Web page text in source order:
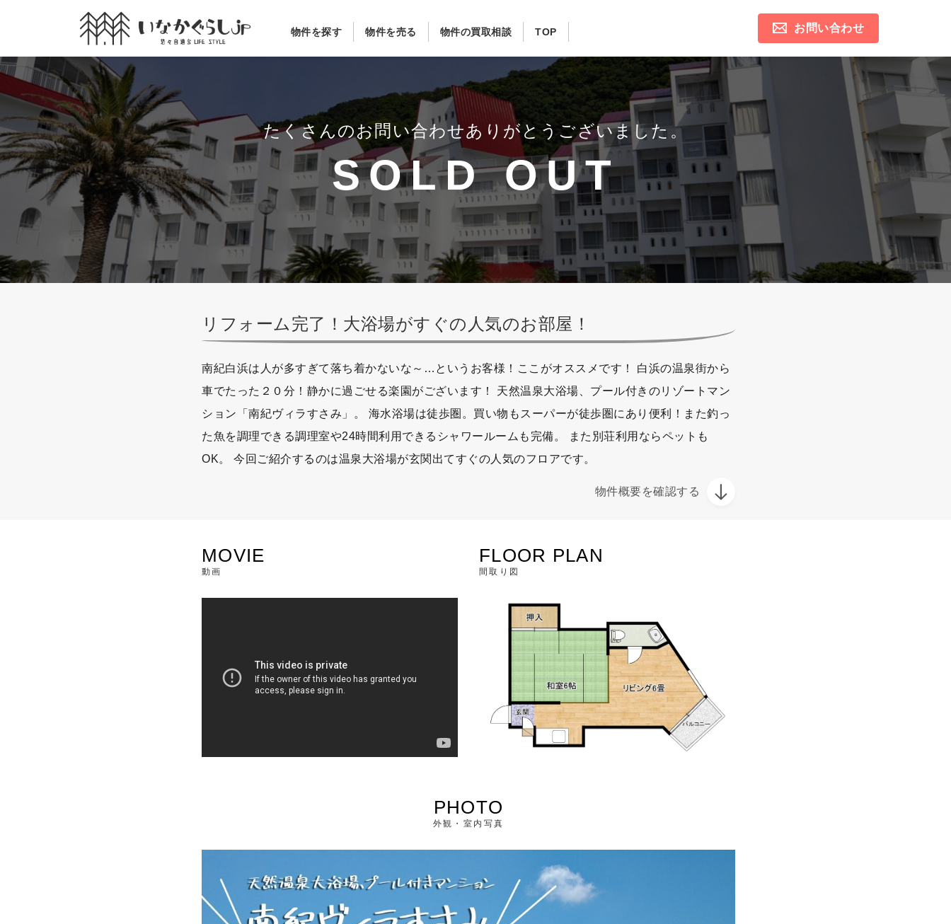
content
お問い合わせ
物件を探す 物件を売る 物件の買取相談 TOP
たくさんのお問い合わせありがとうございました。
SOLD OUT
リフォーム完了！大浴場がすぐの人気のお部屋！
南紀白浜は人が多すぎて落ち着かないな～…というお客様！ここがオススメです！ 白浜の温泉街から
車でたった２０分！静かに過ごせる楽園がございます！ 天然温泉大浴場、プール付きのリゾートマン
ション「南紀ヴィラすさみ」。 海水浴場は徒歩圏。買い物もスーパーが徒歩圏にあり便利！また釣っ
た魚を調理できる調理室や24時間利用できるシャワールームも完備。 また別荘利用ならペットも
OK。 今回ご紹介するのは温泉大浴場が玄関出てすぐの人気のフロアです。
物件概要を確認する
MOVIE
動画
FLOOR PLAN
間取り図
PHOTO
外観・室内写真